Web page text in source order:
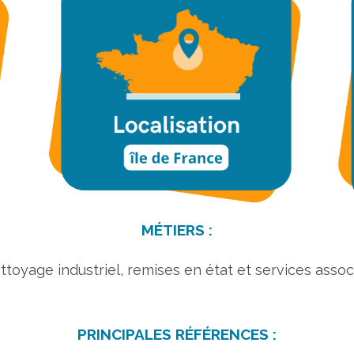
MÉTIERS :
industriel, remises en état et services
PRINCIPALES RÉFÉRENCES :